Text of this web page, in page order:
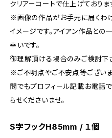
クリアーコートで仕上げておりま
※画像の作品がお手元に届くわ
イメージです。アイアン作品と
幸いです。
御理解頂ける場合のみご検討下
※ご不明点やご不安点等ござい
問でもプロフィール記載お電話
らせくださいませ。
S字フックH85mm / １個